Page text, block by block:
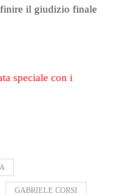
il giudizio finale
speciale con i
GABRIELE CORSI